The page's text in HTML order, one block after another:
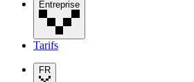
Entreprise
Tarifs
FR